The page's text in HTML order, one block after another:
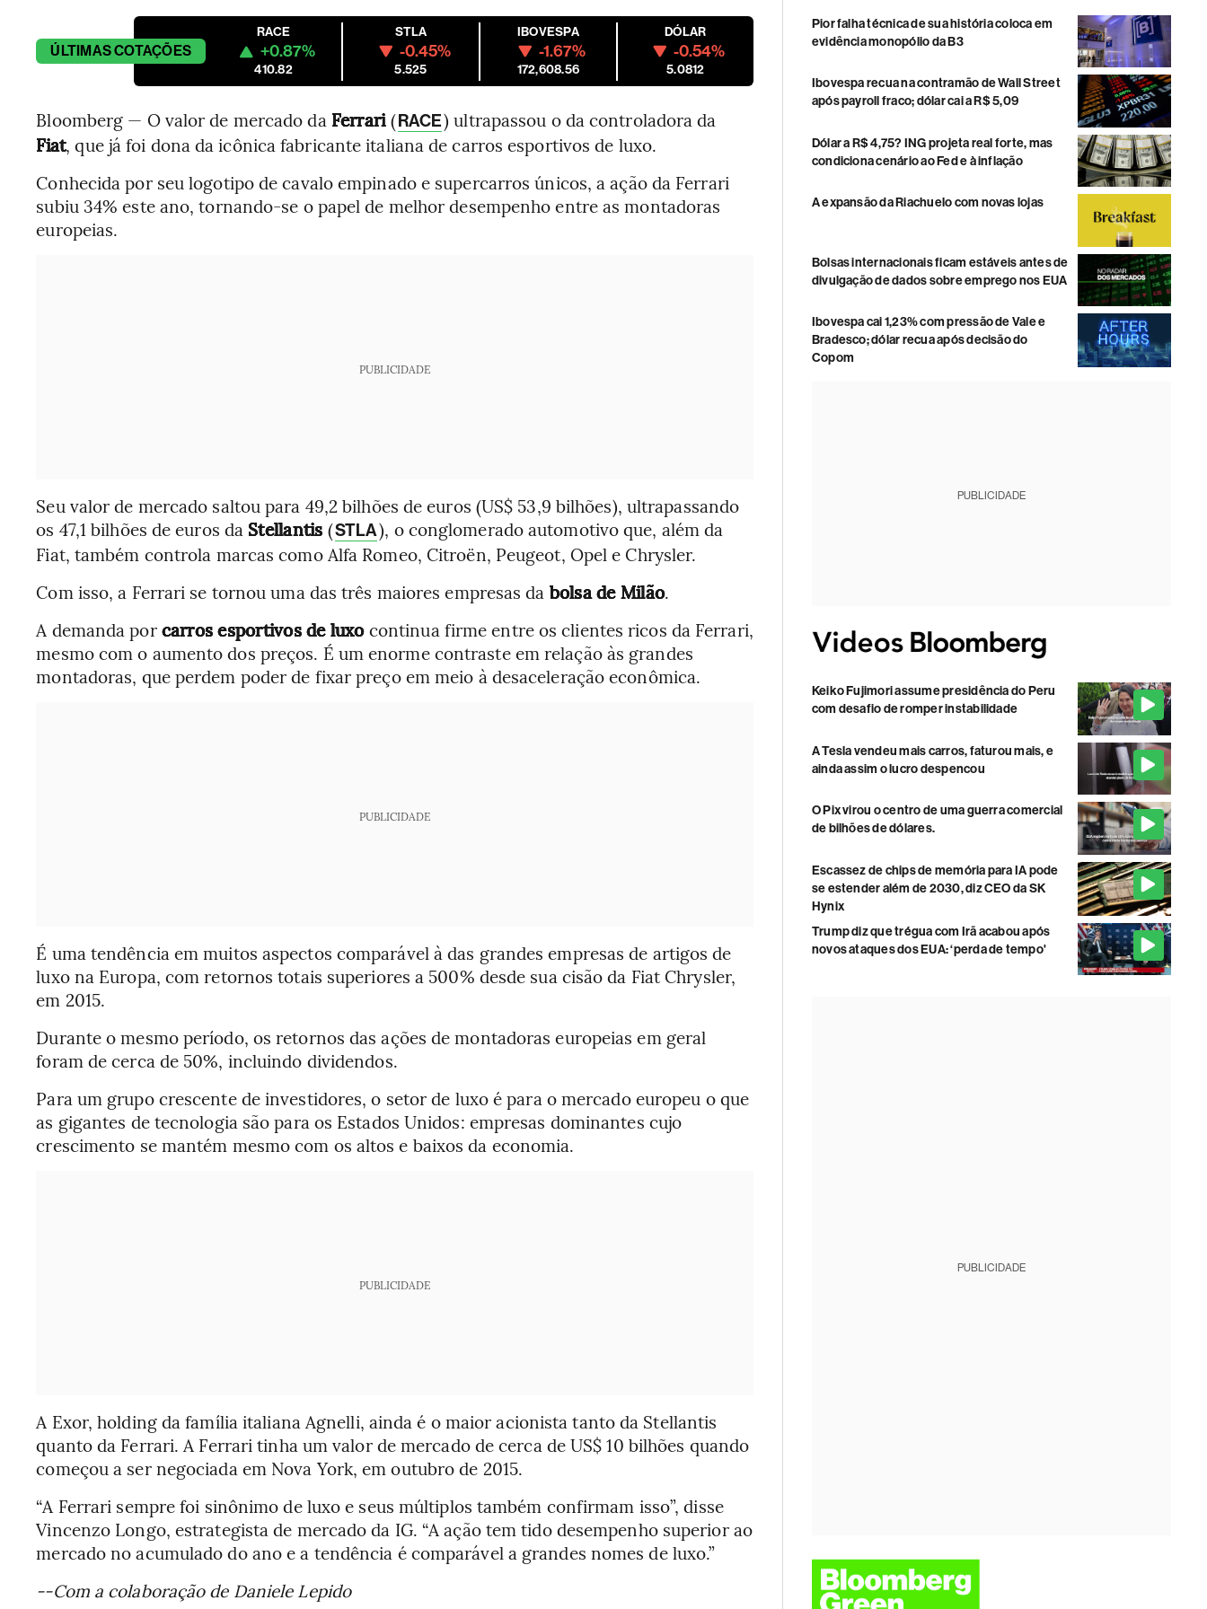
ÚLTIMASCOTAÇÕES
RACE
+0.87%
410.82
STLA
-0.45%
5.525
IBOVESPA
-1.67%
172,608.56
DÓLAR
-0.54%
5.0812
Bloomberg — O valor de mercado da Ferrari(RACE) ultrapassou o da controladora da
Fiat, que já foi dona da icônica fabricante italiana de carros esportivos de luxo.
Conhecida por seu logotipo de cavalo empinado e supercarros únicos, a ação da Ferrari
subiu 34% este ano, tornando-se o papel de melhor desempenho entre as montadoras
europeias.
PUBLICIDADE
Seu valor de mercado saltou para 49,2 bilhões de euros (US$ 53,9 bilhões), ultrapassando
os 47,1 bilhões de euros da Stellantis (STLA), o conglomerado automotivo que, além da
Fiat, também controla marcas como Alfa Romeo, Citroën, Peugeot, Opel e Chrysler.
Com isso, a Ferrari se tornou uma das três maiores empresas da bolsa de Milão.
A demanda porcarros esportivos de luxocontinua firme entre os clientes ricos da Ferrari,
mesmo com o aumento dos preços. É um enorme contraste em relação às grandes
montadoras, que perdem poder de fixar preço em meio à desaceleração econômica.
PUBLICIDADE
É uma tendência em muitos aspectos comparável à das grandes empresas de artigos de
luxo na Europa, com retornos totais superiores a 500% desde sua cisão da Fiat Chrysler,
em 2015.
Durante o mesmo período, os retornos das ações de montadoras europeias em geral
foram de cerca de 50%, incluindo dividendos.
Para um grupo crescente de investidores, o setor de luxo é para o mercado europeu o que
as gigantes de tecnologia são para os Estados Unidos: empresas dominantes cujo
crescimento se mantém mesmo com os altos e baixos da economia.
PUBLICIDADE
A Exor, holding da família italiana Agnelli, ainda é o maior acionista tanto da Stellantis
quanto da Ferrari. A Ferrari tinha um valor de mercado de cerca de US$ 10 bilhões quando
começou a ser negociada em Nova York, em outubro de 2015.
“A Ferrari sempre foi sinônimo de luxo e seus múltiplos também confirmam isso”, disse
Vincenzo Longo, estrategista de mercado da IG. “A ação tem tido desempenho superior ao
mercado no acumulado do ano e a tendência é comparável a grandes nomes de luxo.”
--Com a colaboração de Daniele Lepido
Pior falha técnica de sua história coloca em
evidência monopólio da B3
Ibovespa recua na contramão de Wall Street
após payroll fraco; dólar cai a R$ 5,09
Dólar a R$ 4,75? ING projeta real forte, mas
condiciona cenário ao Fed e à inflação
A expansão da Riachuelo com novas lojas
Bolsas internacionais ficam estáveis antes de
divulgação de dados sobre emprego nos EUA
Ibovespa cai 1,23% com pressão de Vale e
Bradesco; dólar recua após decisão do
Copom
PUBLICIDADE
Keiko Fujimori assume presidência do Peru
com desafio de romper instabilidade
A Tesla vendeu mais carros, faturou mais, e
ainda assim o lucro despencou
O Pix virou o centro de uma guerra comercial
de bilhões de dólares.
Escassez de chips de memória para IA pode
se estender além de 2030, diz CEO da SK
Hynix
Trump diz que trégua com Irã acabou após
novos ataques dos EUA: ‘perda de tempo'
PUBLICIDADE